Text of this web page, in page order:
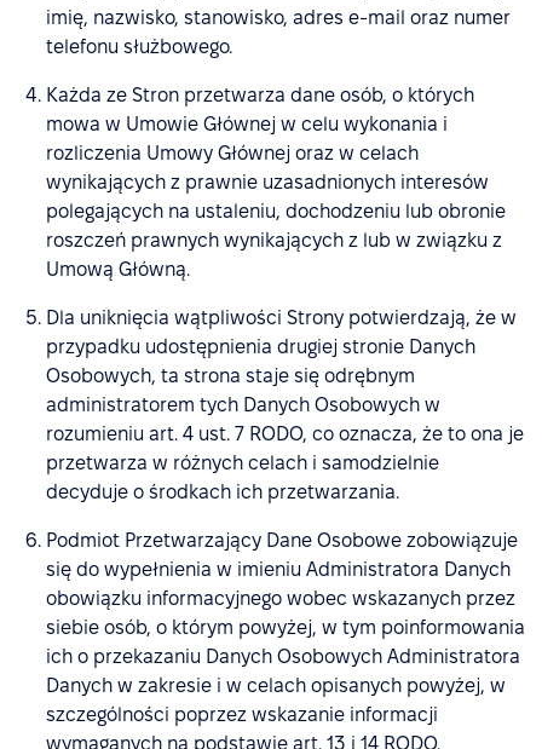
imię, nazwisko, stanowisko, adres e-mail oraz numer
telefonu służbowego.
Każda ze Stron przetwarza dane osób, o których
mowa w Umowie Głównej w celu wykonania i
rozliczenia Umowy Głównej oraz w celach
wynikających z prawnie uzasadnionych interesów
polegających na ustaleniu, dochodzeniu lub obronie
roszczeń prawnych wynikających z lub w związku z
Umową Główną.
Dla uniknięcia wątpliwości Strony potwierdzają, że w
przypadku udostępnienia drugiej stronie Danych
Osobowych, ta strona staje się odrębnym
administratorem tych Danych Osobowych w
rozumieniu art. 4 ust. 7 RODO, co oznacza, że to ona je
przetwarza w różnych celach i samodzielnie
decyduje o środkach ich przetwarzania.
Podmiot Przetwarzający Dane Osobowe zobowiązuje
się do wypełnienia w imieniu Administratora Danych
obowiązku informacyjnego wobec wskazanych przez
siebie osób, o którym powyżej, w tym poinformowania
ich o przekazaniu Danych Osobowych Administratora
Danych w zakresie i w celach opisanych powyżej, w
szczególności poprzez wskazanie informacji
wymaganych na podstawie art. 13 i 14 RODO.